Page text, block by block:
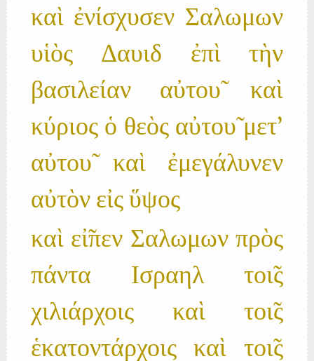
καὶ ἐνίσχυσεν Σαλωμων
υἱὸς Δαυιδ ἐπὶ τὴν
βασιλείαν αὐτου̃ καὶ
κύριος ὁ θεὸς αὐτου̃ μετ'
αὐτου̃ καὶ ἐμεγάλυνεν
αὐτὸν εἰς ὕψος
καὶ εἰ̃πεν Σαλωμων πρὸς
πάντα Ισραηλ τοι̃ς
χιλιάρχοις καὶ τοι̃ς
ἑκατοντάρχοις καὶ τοι̃ς